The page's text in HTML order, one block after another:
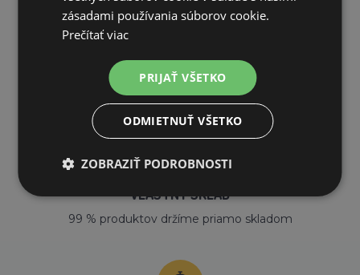
na všetky objednávky od 200€ vrátane DPH.
VLASTNÝ SKLAD
99 % produktov držíme priamo skladom
zásadami používania súborov cookie.
Prečítať viac
PRIJAŤ VŠETKO
ODMIETNUŤ VŠETKO
ZOBRAZIŤ PODROBNOSTI